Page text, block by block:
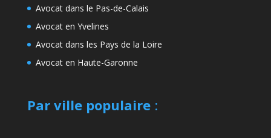
Avocat dans le Pas-de-Calais
Avocat en Yvelines
Avocat dans les Pays de la Loire
Avocat en Haute-Garonne
Par ville populaire: